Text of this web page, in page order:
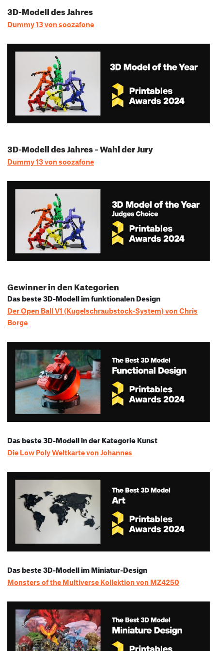
3D-Modell des Jahres
Dummy 13 von soozafone
3D-Modell des Jahres – Wahl der Jury
Dummy 13 von soozafone
Gewinner in den Kategorien
Das beste 3D-Modell im funktionalen Design
Der Open Ball V1 (Kugelschraubstock-System) von Chris
Borge
Das beste 3D-Modell in der Kategorie Kunst
Die Low Poly Weltkarte von Johannes
Das beste 3D-Modell im Miniatur-Design
Monsters of the Multiverse Kollektion von MZ4250